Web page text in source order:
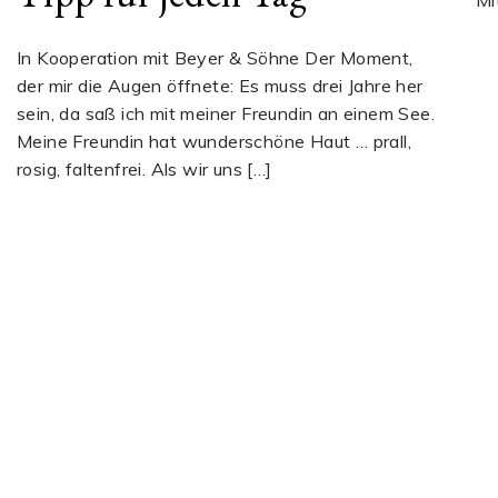
In Kooperation mit Beyer & Söhne Der Moment,
der mir die Augen öffnete: Es muss drei Jahre her
sein, da saß ich mit meiner Freundin an einem See.
Meine Freundin hat wunderschöne Haut … prall,
rosig, faltenfrei. Als wir uns […]